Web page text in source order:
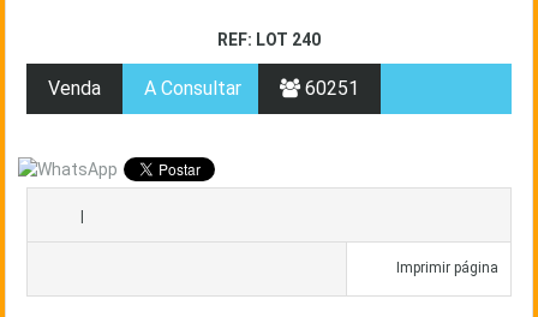
REF: LOT 240
Venda A Consultar 60251
Imprimir página